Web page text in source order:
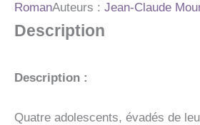
RomanAuteurs : Jean-Claude
Description
Description :
Quatre adolescents, évadés de